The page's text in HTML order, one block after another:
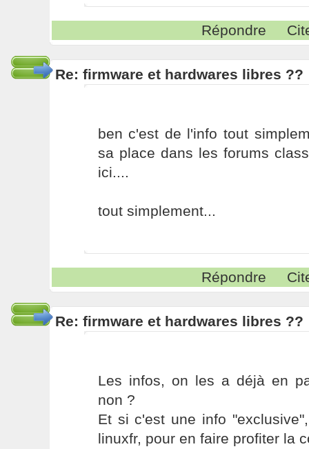
Répondre
Re: firmware et hardwares libres ??
ben c'est de l'info tout
sa place dans les forums
ici....
tout simplement...
Répondre
Re: firmware et hardwares libres ??
Les infos, on les a déjà en
non ?
Et si c'est une info
linuxfr, pour en faire profiter la